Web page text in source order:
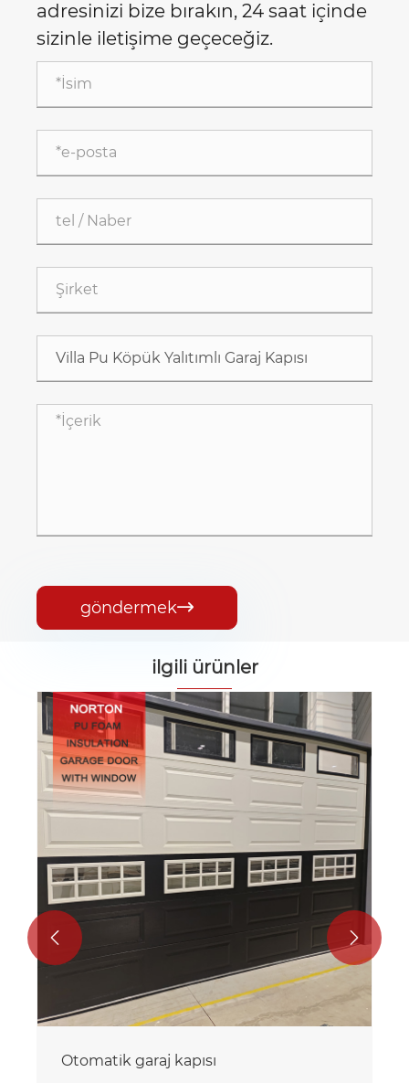
adresinizi bize bırakın, 24 saat içinde
sizinle iletişime geçeceğiz.
göndermek
ilgili ürünler
PU FAM otomatik garaj kapısı
Daha fazla göster >>
 